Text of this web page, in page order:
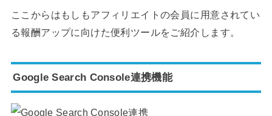
ここからはもしもアフィリエイトの会員に用意されてい
る報酬アップに向けた便利ツールをご紹介します。
Google Search Console連携機能